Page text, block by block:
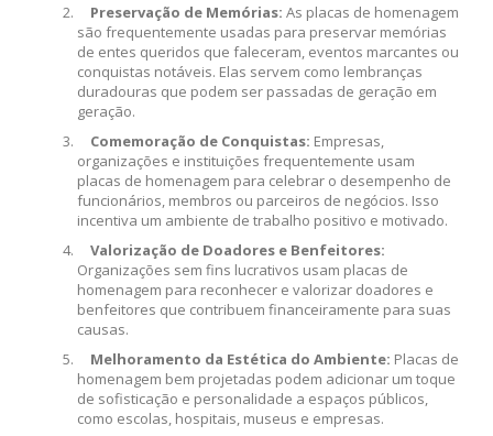
Preservação de Memórias: As placas de homenagem
são frequentemente usadas para preservar memórias
de entes queridos que faleceram, eventos marcantes ou
conquistas notáveis. Elas servem como lembranças
duradouras que podem ser passadas de geração em
geração.
Comemoração de Conquistas: Empresas,
organizações e instituições frequentemente usam
placas de homenagem para celebrar o desempenho de
funcionários, membros ou parceiros de negócios. Isso
incentiva um ambiente de trabalho positivo e motivado.
Valorização de Doadores e Benfeitores:
Organizações sem fins lucrativos usam placas de
homenagem para reconhecer e valorizar doadores e
benfeitores que contribuem financeiramente para suas
causas.
Melhoramento da Estética do Ambiente: Placas de
homenagem bem projetadas podem adicionar um toque
de sofisticação e personalidade a espaços públicos,
como escolas, hospitais, museus e empresas.